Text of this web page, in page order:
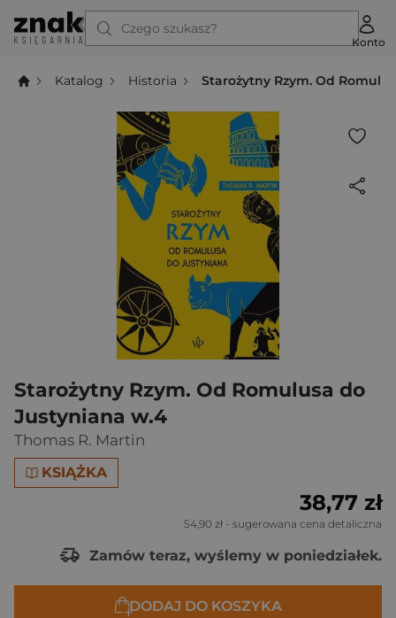
Czego szukasz?
Konto
Katalog Historia Starożytny Rzym. Od
Starożytny Rzym. Od Romulusa do
Justyniana w.4
Thomas R. Martin
KSIĄŻKA
38,77 zł
54,90 zł - sugerowana cena detaliczna
Zamów teraz, wyślemy w poniedziałek.
DODAJ DO KOSZYKA